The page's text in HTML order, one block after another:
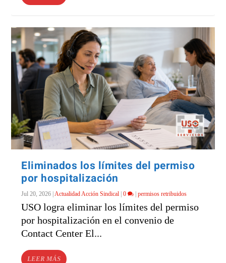
Eliminados los límites del permiso
por hospitalización
Jul 20, 2026 | Actualidad Acción Sindical |0 |permisos retribuidos
USO logra eliminar los límites del permiso
por hospitalización en el convenio de
Contact Center El...
LEER MÁS